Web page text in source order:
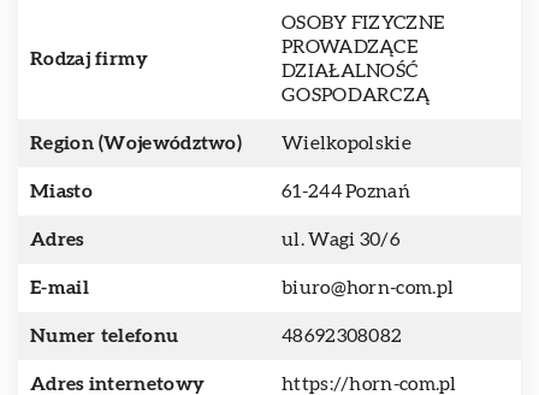
Rodzaj firmy
OSOBY FIZYCZNE
PROWADZĄCE
DZIAŁALNOŚĆ
GOSPODARCZĄ
Region (Województwo) Wielkopolskie
Miasto 61-244 Poznań
Adres ul. Wagi 30/6
E-mail biuro@horn-com.pl
Numer telefonu 48692308082
Adres internetowy https://horn-com.pl